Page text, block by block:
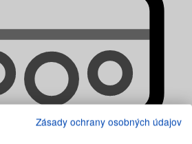
Zásady ochrany osobných údajov